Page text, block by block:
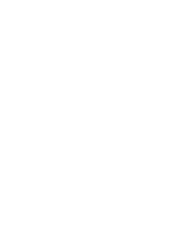
Essentials No. 1 Logo